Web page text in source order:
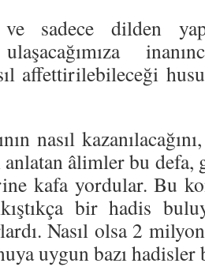
sadece dilden
affettirilebileceği
nasıl
âlimler bu defa,
kafa yordular. Bu
bir hadis
Nasıl olsa 2
uygun bazı